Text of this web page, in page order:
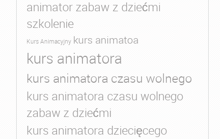
animator zabaw z dziećmi
szkolenie
Kurs Animacyjny kurs animatoa
kurs animatora
kurs animatora czasu wolnego
kurs animatora czasu wolnego
zabaw z dziećmi
kurs animatora dziecięcego